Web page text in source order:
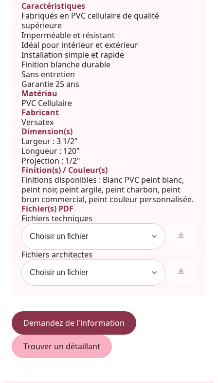
Caractéristiques
Fabriqués en PVC cellulaire de qualité
supérieure
Imperméable et résistant
Idéal pour intérieur et extérieur
Installation simple et rapide
Finition blanche durable
Sans entretien
Garantie 25 ans
Matériau
PVC Cellulaire
Fabricant
Versatex
Dimension(s)
Largeur : 3 1/2"
Longueur : 120"
Projection : 1/2"
Finition(s) / Couleur(s)
Finitions disponibles : Blanc PVC peint blanc,
peint noir, peint argile, peint charbon, peint
brun commercial, peint couleur personnalisée.
Fichier(s) PDF
Fichiers techniques
Fichiers architectes
Demandez de l'information
Trouver un détaillant